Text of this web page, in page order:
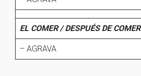
EL COMER / DESPUÉS DE COMER
– AGRAVA